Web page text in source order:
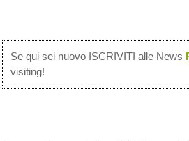
Se qui sei nuovo ISCRIVITI alle News
visiting!